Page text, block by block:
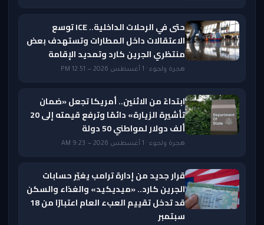
حتى في الرحلات الداخلية.. ICE توسع
الاعتقالات داخل المطارات وتستهدف بعض
منتظري الجرين كارد وتمديد الإقامة
هجرة ولجوء · 1 أغسطس 2026 — 12:51 PM
ابتداءً من الاثنين.. أمريكا تجعل «ضمان
تأشيرة الزيارة» دائمًا وترفع قيمته إلى 20
ألف دولار لمواطني 50 دولة
هجرة ولجوء · 1 أغسطس 2026 — 9:23 AM
قرار جديد من إدارة ترامب يغيّر حسابات
الجرين كارد.. «ميديكيد» والغذاء والسكن
قد تدخل تقييم العبء العام اعتبارًا من 18
سبتمبر